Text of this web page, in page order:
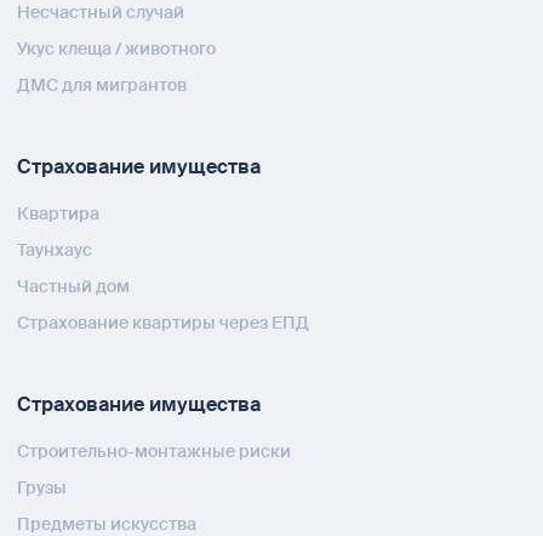
Несчастный случай
Укус клеща / животного
ДМС для мигрантов
Страхование имущества
Квартира
Таунхаус
Частный дом
Страхование квартиры через ЕПД
Страхование имущества
Строительно-монтажные риски
Грузы
Предметы искусства